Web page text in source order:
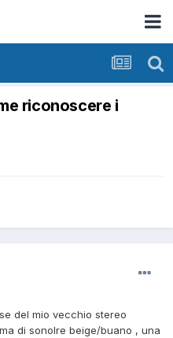
riconoscere i
del mio vecchio stereo
di sonolre beige/buano , una